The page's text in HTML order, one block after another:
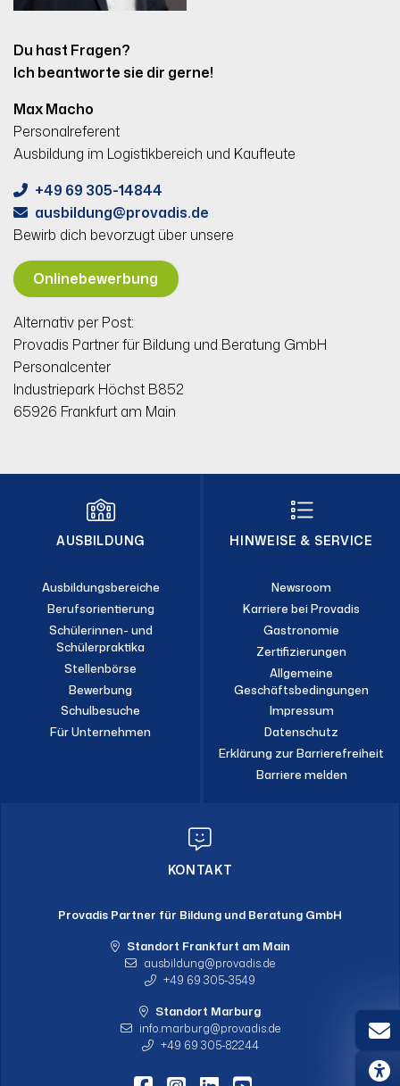
Du hast Fragen?
Ich beantworte sie dir gerne!
Max Macho
Personalreferent
Ausbildung im Logistikbereich und Kaufleute
+49 69 305-14844
ausbildung
provadis.de
Bewirb dich bevorzugt über unsere
Onlinebewerbung
Alternativ per Post:
Provadis Partner für Bildung und Beratung GmbH
Personalcenter
Industriepark Höchst B852
65926 Frankfurt am Main
AUSBILDUNG
Ausbildungsbereiche
Berufsorientierung
Schülerinnen- und
Schülerpraktika
Stellenbörse
Bewerbung
Schulbesuche
Für Unternehmen
HINWEISE & SERVICE
Newsroom
Karriere bei Provadis
Gastronomie
Zertifizierungen
Allgemeine
Geschäftsbedingungen
Impressum
Datenschutz
Erklärung zur Barrierefreiheit
Barriere melden
KONTAKT
Provadis Partner für Bildung und Beratung GmbH
Standort Frankfurt am Main
ausbildung
provadis.de
+49 69 305-3549
Standort Marburg
info.marburg
provadis.de
+49 69 305-82244